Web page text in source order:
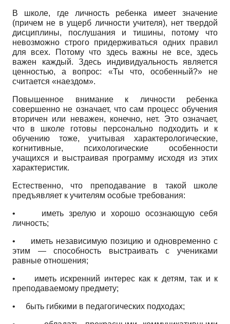
В школе, где личность ребенка имеет значение
(причем не в ущерб личности учителя), нет твердой
дисциплины, послушания и тишины, потому что
невозможно строго придерживаться одних правил
для всех. Потому что здесь важны не все, здесь
важен каждый. Здесь индивидуальность является
ценностью, а вопрос: «Ты что, особенный?» не
считается «наездом».
Повышенное внимание к личности ребенка
совершенно не означает, что сам процесс обучения
вторичен или неважен, конечно, нет. Это означает,
что в школе готовы персонально подходить и к
обучению тоже, учитывая характерологические,
когнитивные, психологические особенности
учащихся и выстраивая программу исходя из этих
характеристик.
Естественно, что преподавание в такой школе
предъявляет к учителям особые требования:
• иметь зрелую и хорошо осознающую себя
личность;
• иметь независимую позицию и одновременно с
этим — способность выстраивать с учениками
равные отношения;
• иметь искренний интерес как к детям, так и к
преподаваемому предмету;
• быть гибкими в педагогических подходах;